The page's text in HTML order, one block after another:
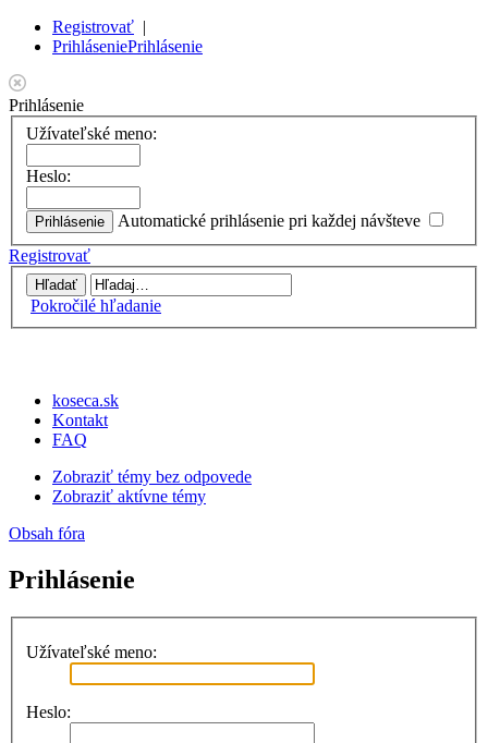
Registrovať |
PrihláseniePrihlásenie
Prihlásenie
Užívateľské meno:
Heslo:
Automatické prihlásenie pri každej návšteve
Registrovať
Pokročilé hľadanie
koseca.sk
Kontakt
FAQ
Zobraziť témy bez odpovede
Zobraziť aktívne témy
Obsah fóra
Prihlásenie
Užívateľské meno:
Heslo: